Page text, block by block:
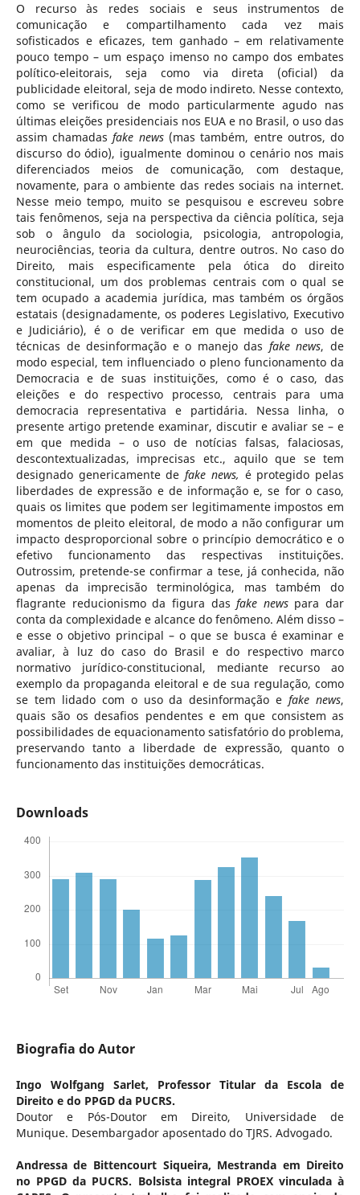
O recurso às redes sociais e seus instrumentos de
comunicação e compartilhamento cada vez mais
sofisticados e eficazes, tem ganhado – em relativamente
pouco tempo – um espaço imenso no campo dos embates
político-eleitorais, seja como via direta (oficial) da
publicidade eleitoral, seja de modo indireto. Nesse contexto,
como se verificou de modo particularmente agudo nas
últimas eleições presidenciais nos EUA e no Brasil, o uso das
assim chamadasfake news(mas também, entre outros, do
discurso do ódio), igualmente dominou o cenário nos mais
diferenciados meios de comunicação, com destaque,
novamente, para o ambiente das redes sociais na internet.
Nesse meio tempo, muito se pesquisou e escreveu sobre
tais fenômenos, seja na perspectiva da ciência política, seja
sob o ângulo da sociologia, psicologia, antropologia,
neurociências, teoria da cultura, dentre outros. No caso do
Direito, mais especificamente pela ótica do direito
constitucional, um dos problemas centrais com o qual se
tem ocupado a academia jurídica, mas também os órgãos
estatais (designadamente, os poderes Legislativo, Executivo
e Judiciário), é o de verificar em que medida o uso de
técnicas de desinformação e o manejo das fake news, de
modo especial, tem influenciado o pleno funcionamento da
Democracia e de suas instituições, como é o caso, das
eleições e do respectivo processo, centrais para uma
democracia representativa e partidária. Nessa linha, o
presente artigo pretende examinar, discutir e avaliar se – e
em que medida – o uso de notícias falsas, falaciosas,
descontextualizadas, imprecisas etc., aquilo que se tem
designado genericamente defake news, é protegido pelas
liberdades de expressão e de informação e, se for o caso,
quais os limites que podem ser legitimamente impostos em
momentos de pleito eleitoral, de modo a não configurar um
impacto desproporcional sobre o princípio democrático e o
efetivo funcionamento das respectivas instituições.
Outrossim, pretende-se confirmar a tese, já conhecida, não
apenas da imprecisão terminológica, mas também do
flagrante reducionismo da figura dasfake newspara dar
conta da complexidade e alcance do fenômeno. Além disso –
e esse o objetivo principal – o que se busca é examinar e
avaliar, à luz do caso do Brasil e do respectivo marco
normativo jurídico-constitucional, mediante recurso ao
exemplo da propaganda eleitoral e de sua regulação, como
se tem lidado com o uso da desinformação efake news,
quais são os desafios pendentes e em que consistem as
possibilidades de equacionamento satisfatório do problema,
preservando tanto a liberdade de expressão, quanto o
funcionamento das instituições democráticas.
Downloads
Biografia do Autor
Ingo Wolfgang Sarlet, Professor Titular da Escola de
Direito e do PPGD da PUCRS.
Doutor e Pós-Doutor em Direito, Universidade de
Munique. Desembargador aposentado do TJRS. Advogado.
Andressa de Bittencourt Siqueira, Mestranda em Direito
no PPGD da PUCRS. Bolsista integral PROEX vinculada à